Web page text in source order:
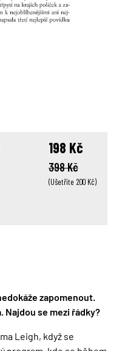
398 Kč
(Ušetříte 200 Kč)
198 Kč
zapomenout.
Najdou se mezi řádky?
Leigh, když se